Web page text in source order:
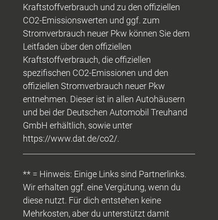
Kraftstoffverbrauch und zu den offiziellen
CO2-Emissionswerten und ggf. zum
Stromverbrauch neuer Pkw können Sie dem
Leitfaden über den offiziellen
Kraftstoffverbrauch, die offiziellen
spezifischen CO2-Emissionen und den
offiziellen Stromverbrauch neuer Pkw
entnehmen. Dieser ist in allen Autohäusern
und bei der Deutschen Automobil Treuhand
GmbH erhältlich, sowie unter
https://www.dat.de/co2/.
** = Hinweis: Einige Links sind Partnerlinks.
Wir erhalten ggf. eine Vergütung, wenn du
diese nutzt. Für dich entstehen keine
Mehrkosten, aber du unterstützt damit